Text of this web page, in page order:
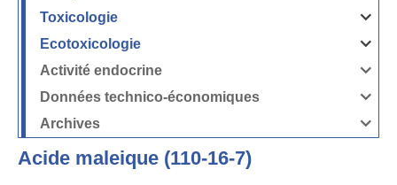
la
et
les
milieux
Toxicologie
Ouvrir
la
Ecotoxicologie
Ouvrir
la
Activité endocrine
Ouvrir
la
endocrine
Données technico-économiques
Ouvrir
la
Données
Archives
Ouvrir
Acide maleique (110-16-7)